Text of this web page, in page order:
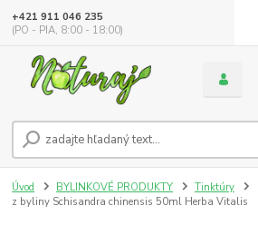
+421 911 046 235
(PO - PIA, 8:00 - 18:00)
Úvod BYLINKOVÉ PRODUKTY Tinktúry
z byliny Schisandra chinensis 50ml Herba Vitalis